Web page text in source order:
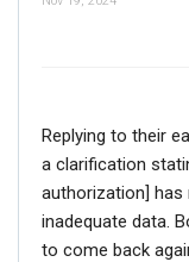
Replying to their
a clarification
authorization] has
inadequate data.
to come back